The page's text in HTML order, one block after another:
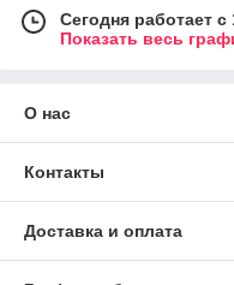
Сегодня работает с
Показать весь
О нас
Контакты
Доставка и оплата